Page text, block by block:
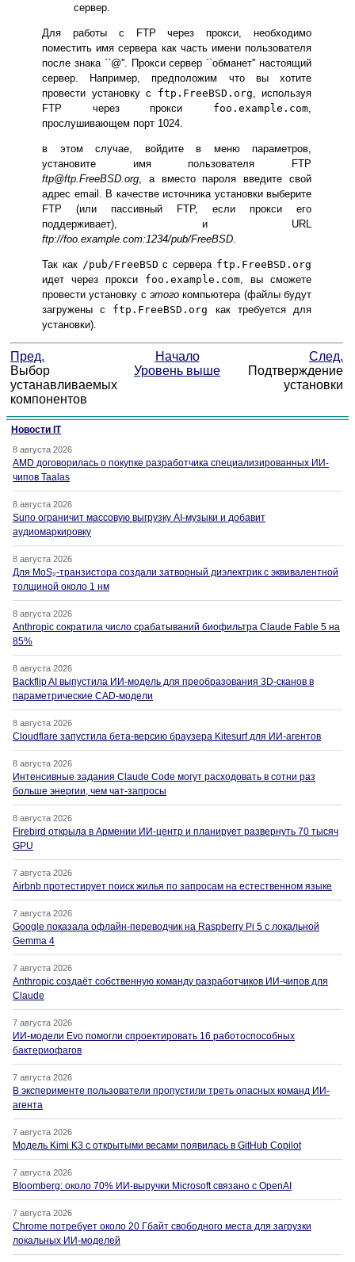
сервер.
Для работы с FTP через прокси, необходимо
поместить имя сервера как часть имени пользователя
после знака ``@''. Прокси сервер ``обманет'' настоящий
сервер. Например, предположим что вы хотите
провести установку с ftp.FreeBSD.org, используя
FTP через прокси foo.example.com,
прослушивающем порт 1024.
в этом случае, войдите в меню параметров,
установите имя пользователя FTP
ftp@ftp.FreeBSD.org, а вместо пароля введите свой
адрес email. В качестве источника установки выберите
FTP (или пассивный FTP, если прокси его
поддерживает), и URL
ftp://foo.example.com:1234/pub/FreeBSD.
Так как /pub/FreeBSD с сервера ftp.FreeBSD.org
идет через прокси foo.example.com, вы сможете
провести установку с этого компьютера (файлы будут
загружены с ftp.FreeBSD.org как требуется для
установки).
Пред. Начало
След.
Выбор
устанавливаемых
компонентов
Уровень выше
Подтверждение
установки
Новости IT
8 августа 2026
AMD договорилась о покупке разработчика специализированных ИИ-
чипов Taalas
8 августа 2026
Suno ограничит массовую выгрузку AI-музыки и добавит
аудиомаркировку
8 августа 2026
Для MoS₂-транзистора создали затворный диэлектрик с эквивалентной
толщиной около 1 нм
8 августа 2026
Anthropic сократила число срабатываний биофильтра Claude Fable 5 на
85%
8 августа 2026
Backflip AI выпустила ИИ-модель для преобразования 3D-сканов в
параметрические CAD-модели
8 августа 2026
Cloudflare запустила бета-версию браузера Kitesurf для ИИ-агентов
8 августа 2026
Интенсивные задания Claude Code могут расходовать в сотни раз
больше энергии, чем чат-запросы
8 августа 2026
Firebird открыла в Армении ИИ-центр и планирует развернуть 70 тысяч
GPU
7 августа 2026
Airbnb протестирует поиск жилья по запросам на естественном языке
7 августа 2026
Google показала офлайн-переводчик на Raspberry Pi 5 с локальной
Gemma 4
7 августа 2026
Anthropic создаёт собственную команду разработчиков ИИ-чипов для
Claude
7 августа 2026
ИИ-модели Evo помогли спроектировать 16 работоспособных
бактериофагов
7 августа 2026
В эксперименте пользователи пропустили треть опасных команд ИИ-
агента
7 августа 2026
Модель Kimi K3 с открытыми весами появилась в GitHub Copilot
7 августа 2026
Bloomberg: около 70% ИИ-выручки Microsoft связано с OpenAI
7 августа 2026
Chrome потребует около 20 Гбайт свободного места для загрузки
локальных ИИ-моделей